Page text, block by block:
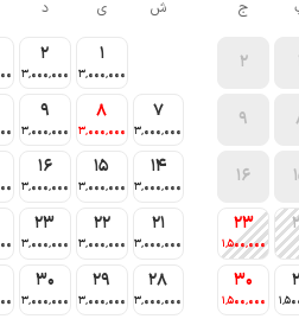
ج
2
9
16
23
1٬500٬000
30
1٬500٬000
ش ی د
1
3٬000٬000
2
3٬000٬000
7
3٬000٬000
8
3٬000٬000
9
3٬000٬000
14
3٬000٬000
15
3٬000٬000
16
3٬000٬000
21
3٬000٬000
22
3٬000٬000
23
3٬000٬000
28
3٬000٬000
29
3٬000٬000
30
3٬000٬000